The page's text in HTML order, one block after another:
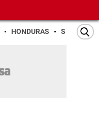
HONDURAS SAN PEDRO